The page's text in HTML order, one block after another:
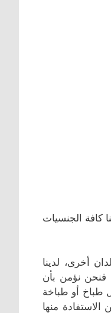
كافة الجنسيات
أخرى، لدينا
فنحن نؤمن بأن
طباخ أو طباخة
منها